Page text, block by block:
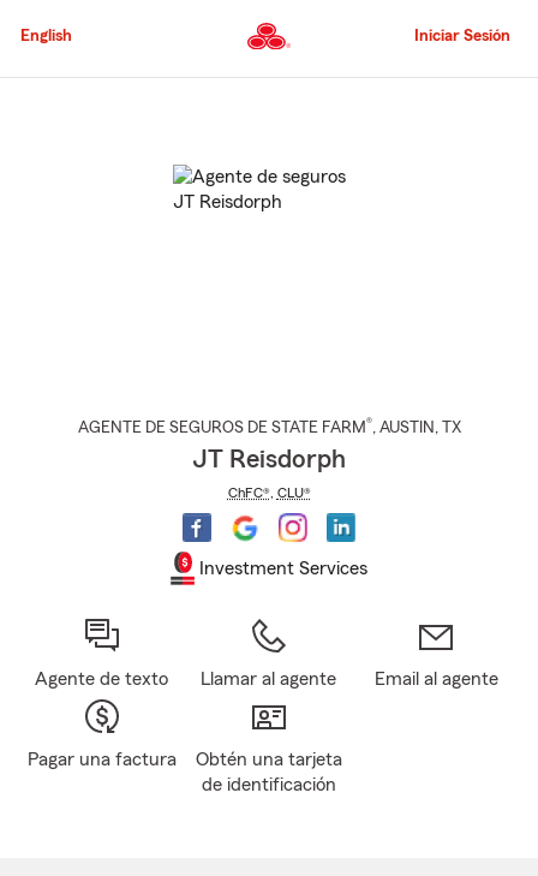
al
principal
English Iniciar Sesión
AGENTE DE SEGUROS DE STATE FARM®, AUSTIN , TX
JT Reisdorph
ChFC®, CLU®
Investment Services
Agente de texto Llamar al agente Email al agente
Pagar una factura
Obtén una tarjeta
de identificación